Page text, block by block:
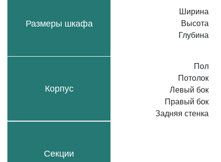
Размеры шкафа
Корпус
Секции
Ширина
Высота
Глубина
Пол
Потолок
Левый бок
Правый бок
Задняя стенка